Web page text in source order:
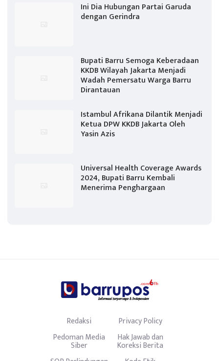
Ini Dia Hubungan Partai Garuda
dengan Gerindra
Bupati Barru Semoga Keberadaan
KKDB Wilayah Jakarta Menjadi
Wadah Pemersatu Warga Barru
Dirantauan
Istambul Afrikana Dilantik Menjadi
Ketua DPW KKDB Jakarta Oleh
Yasin Azis
Universal Health Coverage Awards
2024, Bupati Barru Kembali
Menerima Penghargaan
Redaksi
Privacy Policy
Pedoman Media
Siber
Hak Jawab dan
Koreksi Berita